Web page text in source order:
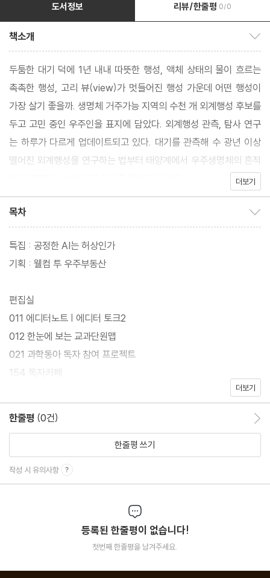
도서정보 리뷰/한줄평 0/0
책소개
두툼한 대기 덕에 1년 내내 따뜻한 행성, 액체 상태의 물이 흐르는
촉촉한 행성, 고리 뷰(view)가 멋들어진 행성 가운데 어떤 행성이
가장 살기 좋을까. 생명체 거주가능 지역의 수천 개 외계행성 후보를
두고 고민 중인 우주인을 표지에 담았다. 외계행성 관측, 탐사 연구
는 하루가 다르게 업데이트되고 있다. 대기를 관측해 수 광년 이상
떨어진 외계행성을 연구하는 법부터 태양계에서 우주생명체의 흔적
더보기
목차
특집 : 공정한 AI는 허상인가
기획 : 웰컴 투 우주부동산
편집실
011 에디터노트 | 에디터 토크2
012 한눈에 보는 교과단원맵
021 과학동아 독자 참여 프로젝트
154 독자카페
EDGE 사이언스
030 승리호, 과학으로 탑승할 준비됐나?
034 명화 속 빛의 비밀, 데이터는 알고있다
040 진짜 꿈의 에너지, 블랙홀 발전 가능할까
050 멸종의 과거 딛고 펼친 흰 날갯짓, 황새
096 중심근육 강화 운동 ‘프론트 플랭크 로테이션’
EASY 사이언스
더보기
한줄평 (0건)
한줄평 쓰기
작성 시 유의사항
등록된 한줄평이 없습니다!
첫번째 한줄평을 남겨주세요.